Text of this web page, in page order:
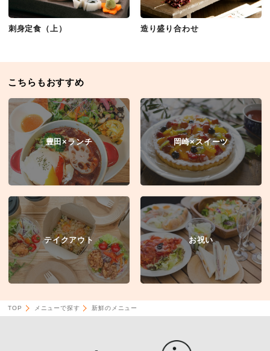
刺身定食（上） 造り盛り合わせ
こちらもおすすめ
豊田×ランチ 岡崎×スイーツ
テイクアウト お祝い
TOP メニューで探す 新鮮のメニュー